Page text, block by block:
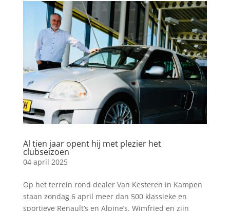
Al tien jaar opent hij met plezier het
clubseizoen
04 april 2025
Op het terrein rond dealer Van Kesteren in Kampen
staan zondag 6 april meer dan 500 klassieke en
sportieve Renault’s en Alpine’s. Wimfried en zijn